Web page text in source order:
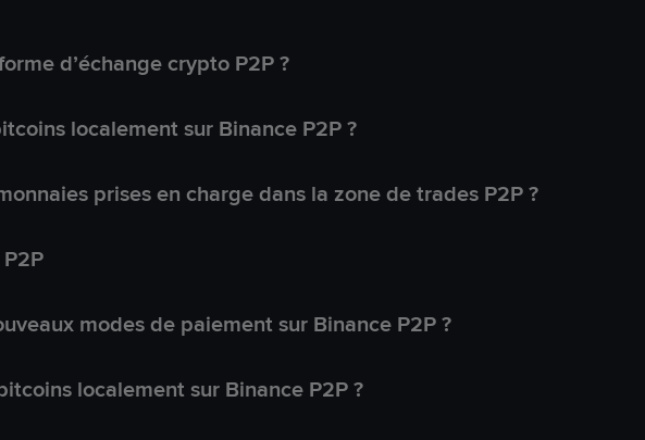
d’échange crypto P2P ?
localement sur Binance P2P ?
prises en charge dans la zone de trades P2P ?
modes de paiement sur Binance P2P ?
localement sur Binance P2P ?